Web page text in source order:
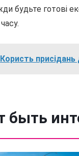
будьте готові
Користь присідань
быть